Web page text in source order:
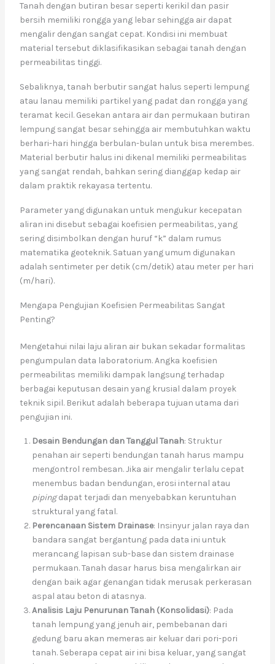
Tanah dengan butiran besar seperti kerikil dan pasir
bersih memiliki rongga yang lebar sehingga air dapat
mengalir dengan sangat cepat. Kondisi ini membuat
material tersebut diklasifikasikan sebagai tanah dengan
permeabilitas tinggi.
Sebaliknya, tanah berbutir sangat halus seperti lempung
atau lanau memiliki partikel yang padat dan rongga yang
teramat kecil. Gesekan antara air dan permukaan butiran
lempung sangat besar sehingga air membutuhkan waktu
berhari-hari hingga berbulan-bulan untuk bisa merembes.
Material berbutir halus ini dikenal memiliki permeabilitas
yang sangat rendah, bahkan sering dianggap kedap air
dalam praktik rekayasa tertentu.
Parameter yang digunakan untuk mengukur kecepatan
aliran ini disebut sebagai koefisien permeabilitas, yang
sering disimbolkan dengan huruf “k” dalam rumus
matematika geoteknik. Satuan yang umum digunakan
adalah sentimeter per detik (cm/detik) atau meter per hari
(m/hari).
Mengapa Pengujian Koefisien Permeabilitas Sangat
Penting?
Mengetahui nilai laju aliran air bukan sekadar formalitas
pengumpulan data laboratorium. Angka koefisien
permeabilitas memiliki dampak langsung terhadap
berbagai keputusan desain yang krusial dalam proyek
teknik sipil. Berikut adalah beberapa tujuan utama dari
pengujian ini.
Desain Bendungan dan Tanggul Tanah: Struktur
penahan air seperti bendungan tanah harus mampu
mengontrol rembesan. Jika air mengalir terlalu cepat
menembus badan bendungan, erosi internal atau
pipingdapat terjadi dan menyebabkan keruntuhan
struktural yang fatal.
Perencanaan Sistem Drainase: Insinyur jalan raya dan
bandara sangat bergantung pada data ini untuk
merancang lapisan sub-base dan sistem drainase
permukaan. Tanah dasar harus bisa mengalirkan air
dengan baik agar genangan tidak merusak perkerasan
aspal atau beton di atasnya.
Analisis Laju Penurunan Tanah (Konsolidasi): Pada
tanah lempung yang jenuh air, pembebanan dari
gedung baru akan memeras air keluar dari pori-pori
tanah. Seberapa cepat air ini bisa keluar, yang sangat